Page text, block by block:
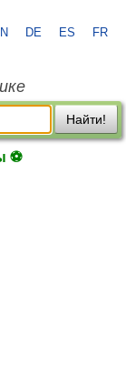
DE ES FR
Найти!
⚽